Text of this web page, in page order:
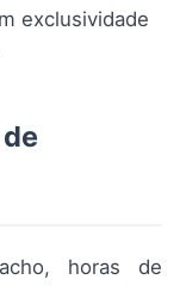
exclusividade
horas de